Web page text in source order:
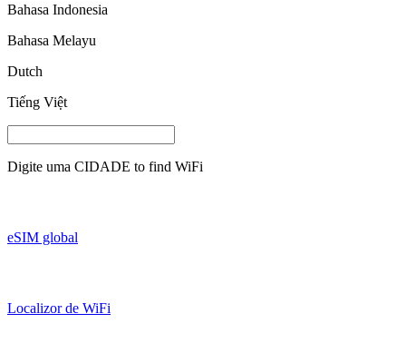
Bahasa Indonesia
Bahasa Melayu
Dutch
Tiếng Việt
Digite uma CIDADE to find WiFi
eSIM global
Localizor de WiFi